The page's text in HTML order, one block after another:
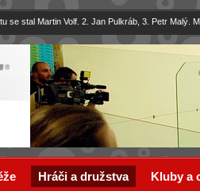
se stal Martin Volf. 2. Jan Pulkráb, 3. Petr Malý.
Hráči a družstva Kluby a